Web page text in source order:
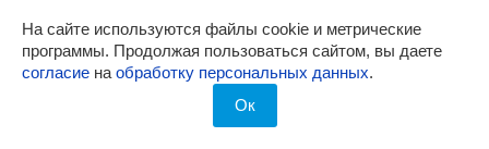
На сайте используются файлы cookie и метрические
программы. Продолжая пользоваться сайтом, вы даете
согласие на обработку персональных данных.
Ок